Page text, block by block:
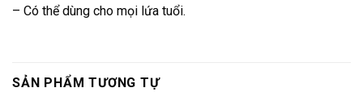
– Có thể dùng cho mọi lứa tuổi.
SẢN PHẨM TƯƠNG TỰ